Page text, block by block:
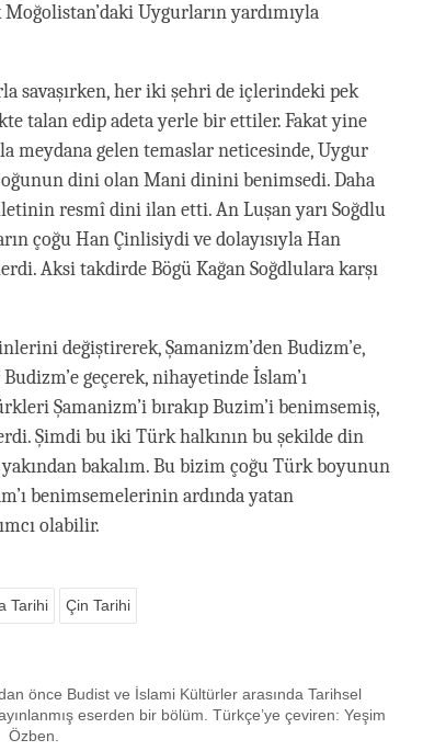
Uygurların yardımıyla
savaşırken, her iki şehri de içlerindeki pek
talan edip adeta yerle bir ettiler. Fakat yine
meydana gelen temaslar neticesinde, Uygur
dini olan Mani dinini benimsedi. Daha
resmî dini ilan etti. An Luşan yarı Soğdlu
çoğu Han Çinlisiydi ve dolayısıyla Han
Aksi takdirde Bögü Kağan Soğdlulara karşı
değiştirerek, Şamanizm’den Budizm’e,
geçerek, nihayetinde İslam’ı
Şamanizm’i bırakıp Buzim’i benimsemiş,
Şimdi bu iki Türk halkının bu şekilde din
bakalım. Bu bizim çoğu Türk boyunun
benimsemelerinin ardında yatan
olabilir.
Tarihi Çin Tarihi
önce Budist ve İslami Kültürler arasında Tarihsel
eserden bir bölüm. Türkçe’ye çeviren: Yeşim
Özben.